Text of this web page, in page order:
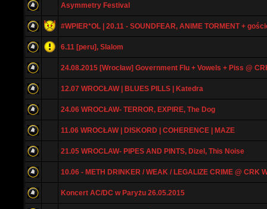
Asymmetry Festival
#WPIER*OL | 20.11 - SOUNDFEAR, ANIME TORMENT +
6.11 [peru], Slalom
24.08.2015 [Wrocław] Government Flu + Vowels + Piss @
12.07 WROCŁAW | BLUES PILLS | Katedra
24.06 WROCŁAW- TERROR, EXPIRE, The Dog
11.06 WROCŁAW | DISKORD | COHERENCE | MAZE
21.05 WROCLAW- PIPES AND PINTS, Dizel, This Noise
10.06 - METH DRINKER / WEAK / LEGALIZE CRIME @ CRK
Koncert AC/DC w Paryżu 26.05.2015